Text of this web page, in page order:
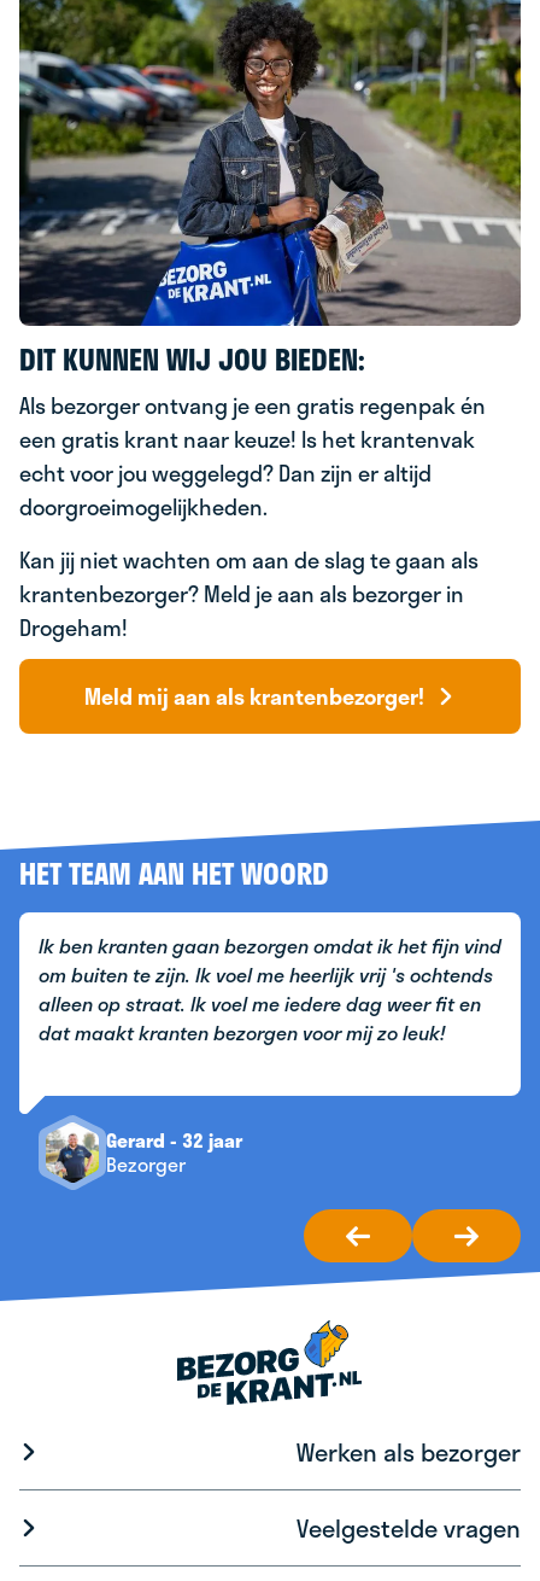
DIT KUNNEN WIJ JOU BIEDEN:
Als bezorger ontvang je een gratis regenpak én
een gratis krant naar keuze! Is het krantenvak
echt voor jou weggelegd? Dan zijn er altijd
doorgroeimogelijkheden.
Kan jij niet wachten om aan de slag te gaan als
krantenbezorger? Meld je aan als bezorger in
Drogeham!
Meld mij aan als krantenbezorger!
HET TEAM AAN HET WOORD
Ik ben kranten gaan bezorgen omdat ik het fijn vind
om buiten te zijn. Ik voel me heerlijk vrij 's ochtends
alleen op straat. Ik voel me iedere dag weer fit en
dat maakt kranten bezorgen voor mij zo leuk!
Gerard - 32 jaar
Bezorger
Werken als bezorger
Veelgestelde vragen